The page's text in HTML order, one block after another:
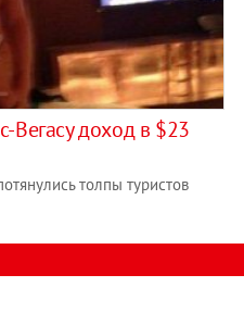
Вегасу доход в $23
толпы туристов